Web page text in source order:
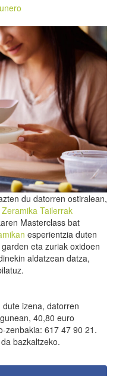
du datorren ostiralean,
Zeramika Tailerrak
Masterclass bat
esperientzia duten
eta zuriak oxidoen
aldatzean datza,
izena, datorren
40,80 euro
zenbakia: 617 47 90 21.
bazkaltzeko.